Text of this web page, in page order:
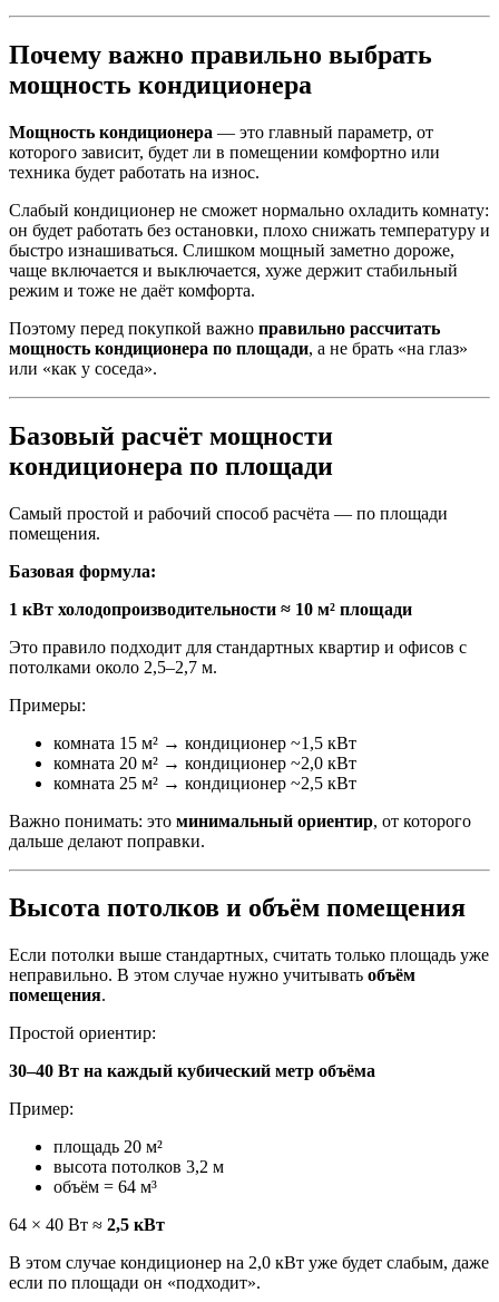
Почему важно правильно выбрать
мощность кондиционера
Мощность кондиционера — это главный параметр, от
которого зависит, будет ли в помещении комфортно или
техника будет работать на износ.
Слабый кондиционер не сможет нормально охладить комнату:
он будет работать без остановки, плохо снижать температуру и
быстро изнашиваться. Слишком мощный заметно дороже,
чаще включается и выключается, хуже держит стабильный
режим и тоже не даёт комфорта.
Поэтому перед покупкой важно правильно рассчитать
мощность кондиционера по площади, а не брать «на глаз»
или «как у соседа».
Базовый расчёт мощности
кондиционера по площади
Самый простой и рабочий способ расчёта — по площади
помещения.
Базовая формула:
1 кВт холодопроизводительности ≈ 10 м² площади
Это правило подходит для стандартных квартир и офисов с
потолками около 2,5–2,7 м.
Примеры:
комната 15 м² → кондиционер ~1,5 кВт
комната 20 м² → кондиционер ~2,0 кВт
комната 25 м² → кондиционер ~2,5 кВт
Важно понимать: это минимальный ориентир, от которого
дальше делают поправки.
Высота потолков и объём помещения
Если потолки выше стандартных, считать только площадь уже
неправильно. В этом случае нужно учитывать объём
помещения.
Простой ориентир:
30–40 Вт на каждый кубический метр объёма
Пример:
площадь 20 м²
высота потолков 3,2 м
объём = 64 м³
64 × 40 Вт ≈ 2,5 кВт
В этом случае кондиционер на 2,0 кВт уже будет слабым, даже
если по площади он «подходит».